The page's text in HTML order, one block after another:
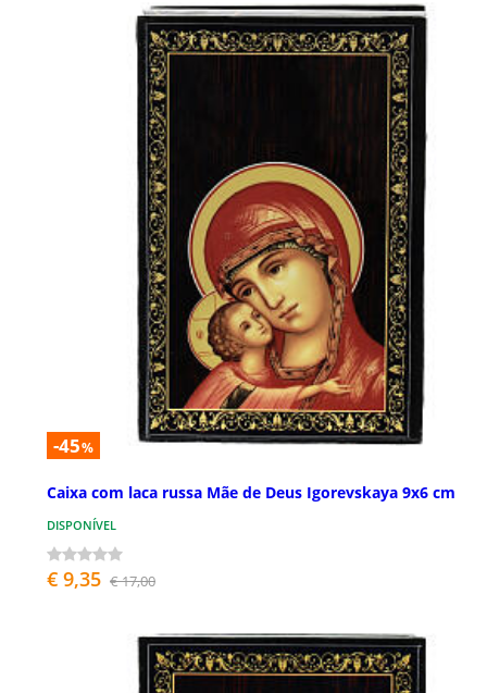
-45%
Caixa com laca russa Mãe de Deus Igorevskaya 9x6 cm
DISPONÍVEL
€ 9,35 € 17,00